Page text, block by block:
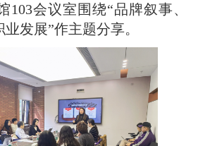
103会议室围绕“品牌叙事、
发展”作主题分享。